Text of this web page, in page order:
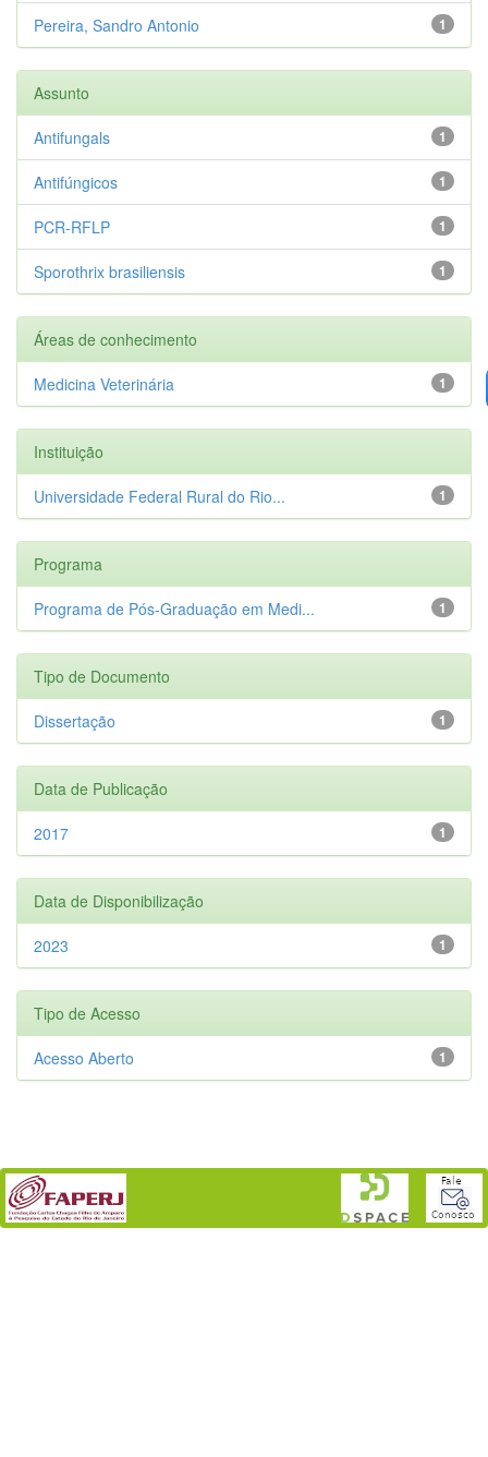
1
Pereira, Sandro Antonio
Assunto
1
Antifungals
1
Antifúngicos
1
PCR-RFLP
1
Sporothrix brasiliensis
Áreas de conhecimento
1
Medicina Veterinária
Instituição
1
Universidade Federal Rural do Rio...
Programa
1
Programa de Pós-Graduação em Medi...
Tipo de Documento
1
Dissertação
Data de Publicação
1
2017
Data de Disponibilização
1
2023
Tipo de Acesso
1
Acesso Aberto